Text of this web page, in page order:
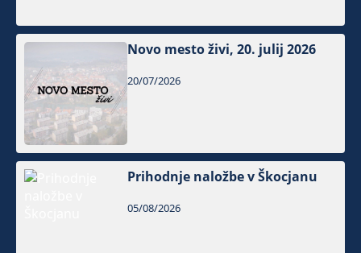
Novo mesto živi, 20. julij 2026
20/07/2026
Prihodnje naložbe v Škocjanu
05/08/2026